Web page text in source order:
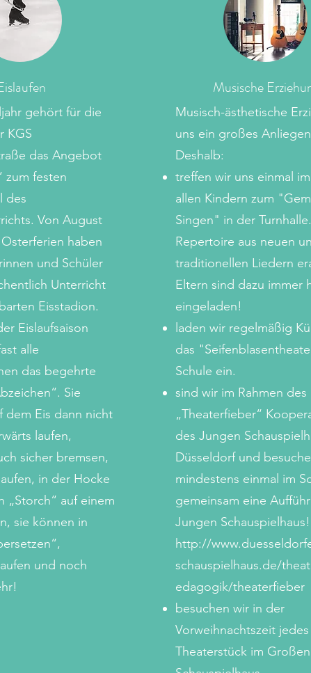
gehört für die
KGS
das Angebot
zum festen
des
Von August
haben
und Schüler
Unterricht
Eisstadion.
Eislaufsaison
alle
das begehrte
Sie
dem Eis dann nicht
laufen,
sicher bremsen,
in der Hocke
„Storch“ auf einem
sie können in
und noch
Musische
Musisch-ästhetische
uns ein großes
Deshalb:
treffen wir uns einmal
allen Kindern zum
Singen" in der
Repertoire aus neuen
traditionellen Liedern
Eltern sind dazu immer
eingeladen!
laden wir regelmäßig
das
Schule ein.
sind wir im Rahmen des
„Theaterfieber“
des Jungen
Düsseldorf und
mindestens einmal im
gemeinsam eine
Jungen Schauspielhaus!
http://
schauspielhaus.de/
edagogik/theaterfieber
besuchen wir in der
Vorweihnachtszeit
Theaterstück im Großen